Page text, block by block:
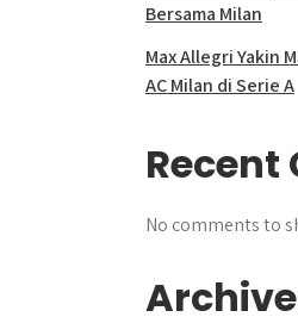
Bersama Milan
Max Allegri Yakin
AC Milan di Serie A
No comments to